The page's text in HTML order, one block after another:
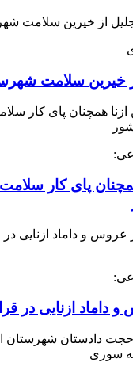
خیرین سلامت
پای کار
ازنایی در